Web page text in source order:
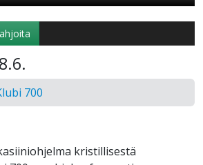
700
kristillisestä